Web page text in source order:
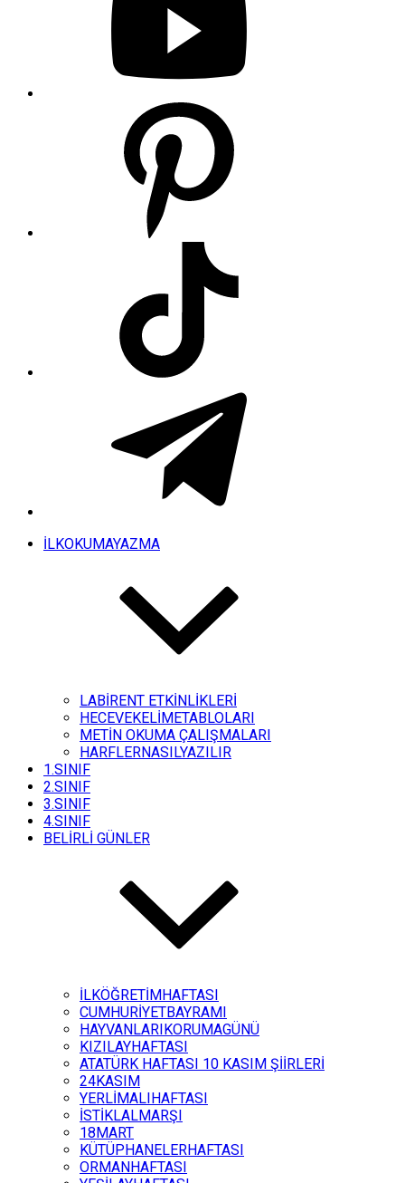
İLKOKUMAYAZMA
LABİRENT ETKİNLİKLERİ
HECEVEKELİMETABLOLARI
METİN OKUMA ÇALIŞMALARI
HARFLERNASILYAZILIR
1.SINIF
2.SINIF
3.SINIF
4.SINIF
BELİRLİ GÜNLER
İLKÖĞRETİMHAFTASI
CUMHURİYETBAYRAMI
HAYVANLARIKORUMAGÜNÜ
KIZILAYHAFTASI
ATATÜRK HAFTASI 10 KASIM ŞİİRLERİ
24KASIM
YERLİMALIHAFTASI
İSTİKLALMARŞI
18MART
KÜTÜPHANELERHAFTASI
ORMANHAFTASI